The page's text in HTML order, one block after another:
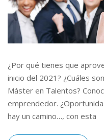
¿Por qué tienes que
inicio del 2021? ¿Cuáles
Máster en Talentos?
emprendedor.
hay un camino…, con esta